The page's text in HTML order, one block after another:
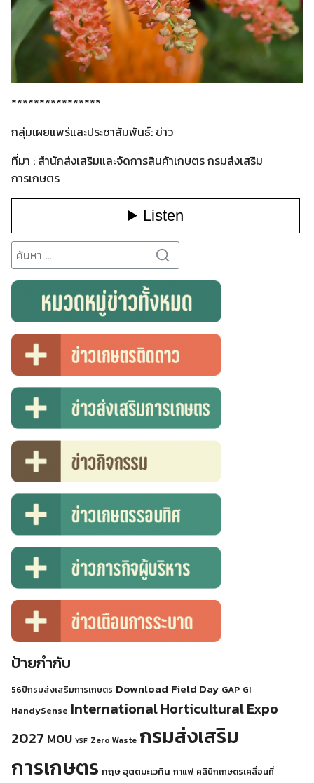
for:
****************
กลุ่มเผยแพร่และประชาสัมพันธ์: ข่าว
ที่มา : สำนักส่งเสริมและจัดการสินค้าเกษตร กรมส่งเสริม
การเกษตร
Search
for:
ป้ายกำกับ
56ปีกรมส่งเสริมการเกษตร Download Field Day GAP GI
HandySense International Horticultural Expo
2027 MOU YSF Zero Waste กรมส่งเสริม
การเกษตร กฤษ อุตตมะเวทิน กาแฟ คลินิกเกษตรเคลื่อนที่